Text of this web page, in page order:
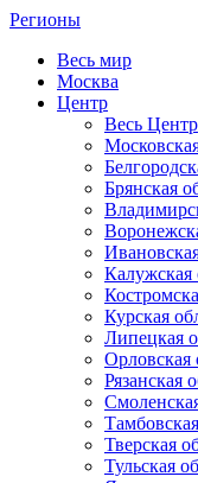
Регионы
Весь мир
Москва
Центр
Весь Центр
Брянская
Калужская
Курская
Липецкая
Орловская
Рязанская
Тверская
Тульская